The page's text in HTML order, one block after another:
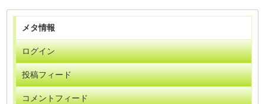
メタ情報
ログイン
投稿フィード
コメントフィード